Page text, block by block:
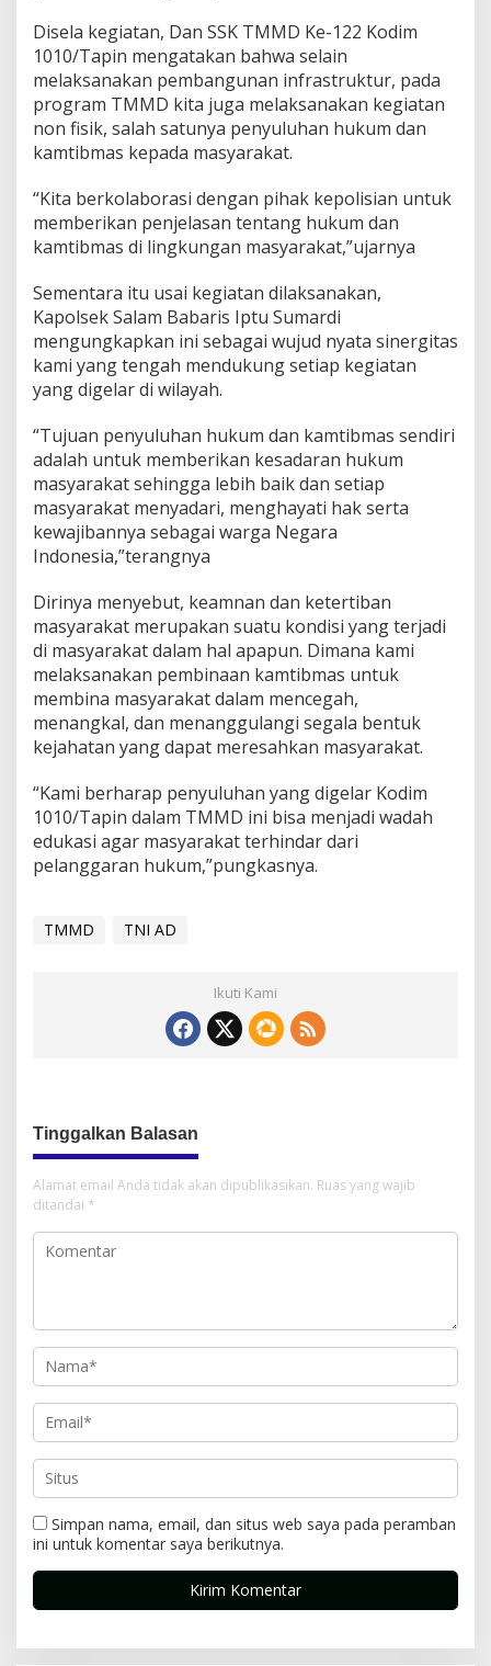
Disela kegiatan, Dan SSK TMMD Ke-122 Kodim
1010/Tapin mengatakan bahwa selain
melaksanakan pembangunan infrastruktur, pada
program TMMD kita juga melaksanakan kegiatan
non fisik, salah satunya penyuluhan hukum dan
kamtibmas kepada masyarakat.
“Kita berkolaborasi dengan pihak kepolisian untuk
memberikan penjelasan tentang hukum dan
kamtibmas di lingkungan masyarakat,”ujarnya
Sementara itu usai kegiatan dilaksanakan,
Kapolsek Salam Babaris Iptu Sumardi
mengungkapkan ini sebagai wujud nyata sinergitas
kami yang tengah mendukung setiap kegiatan
yang digelar di wilayah.
“Tujuan penyuluhan hukum dan kamtibmas sendiri
adalah untuk memberikan kesadaran hukum
masyarakat sehingga lebih baik dan setiap
masyarakat menyadari, menghayati hak serta
kewajibannya sebagai warga Negara
Indonesia,”terangnya
Dirinya menyebut, keamnan dan ketertiban
masyarakat merupakan suatu kondisi yang terjadi
di masyarakat dalam hal apapun. Dimana kami
melaksanakan pembinaan kamtibmas untuk
membina masyarakat dalam mencegah,
menangkal, dan menanggulangi segala bentuk
kejahatan yang dapat meresahkan masyarakat.
“Kami berharap penyuluhan yang digelar Kodim
1010/Tapin dalam TMMD ini bisa menjadi wadah
edukasi agar masyarakat terhindar dari
pelanggaran hukum,”pungkasnya.
TMMD TNI AD
Ikuti Kami
Tinggalkan Balasan
Alamat email Anda tidak akan dipublikasikan. Ruas yang wajib
ditandai *
Simpan nama, email, dan situs web saya pada peramban
ini untuk komentar saya berikutnya.